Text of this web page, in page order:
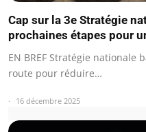
Cap sur la 3e Stratégie
prochaines étapes pour
EN BREF Stratégie nationale
route pour réduire…
16 décembre 2025